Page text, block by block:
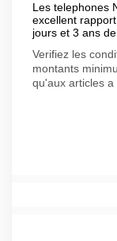
Les telephones
excellent
jours et 3 ans
Verifiez les
montants
qu'aux articles a